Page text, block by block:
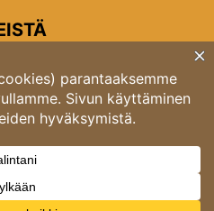
toimitus
00520 Helsinki
puh. 03 4246 5318
toimitus@rondo.fi